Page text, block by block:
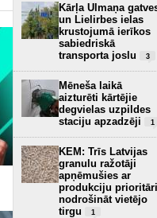
Antonelli uzvar Kanādas
Prix", sacīkstes pirmo
ar Raselu
Kārļa Ulmaņa
un Lielirbes ielas
krustojumā ierīkos
sabiedriskā
transporta joslu
3
Mēneša laikā
aizturēti kārtējie
degvielas uzpildes
staciju apzadzēji
1
KEM: Trīs Latvijas
granulu ražotāji
apņēmušies ar
produkciju prioritāri
nodrošināt vietējo
tirgu
1